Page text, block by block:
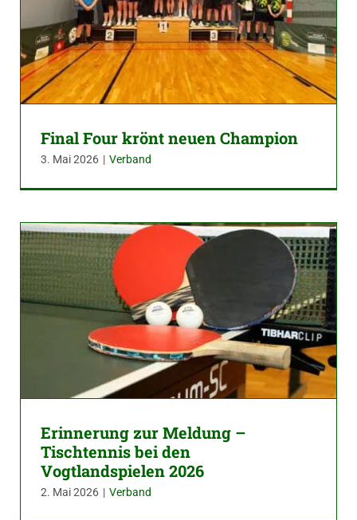
Final Four krönt neuen Champion
3. Mai 2026 | Verband
Erinnerung zur Meldung –
Tischtennis bei den
Vogtlandspielen 2026
2. Mai 2026 | Verband